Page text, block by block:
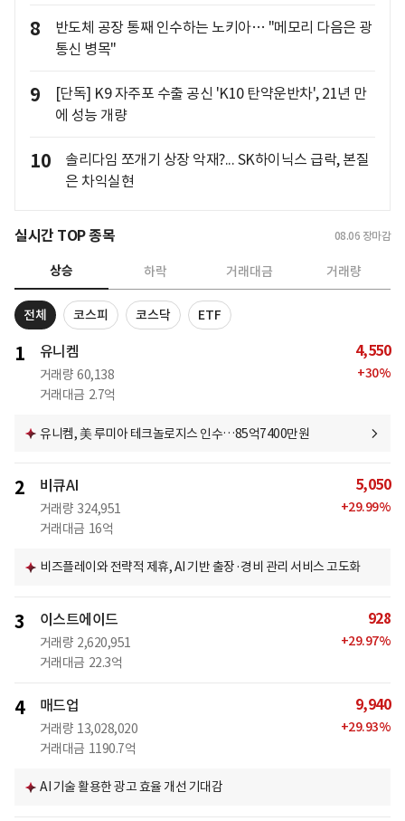
8
반도체 공장 통째 인수하는 노키아… "메모리 다음은 광
통신 병목"
9
[단독] K9 자주포 수출 공신 'K10 탄약운반차', 21년 만
에 성능 개량
10
솔리다임 쪼개기 상장 악재?... SK하이닉스 급락, 본질
은 차익실현
실시간 TOP 종목 08.06 장마감
상승 하락 거래대금 거래량
전체 코스피 코스닥 ETF
1 유니켐
거래량 60,138
거래대금 2.7억
4,550
+30%
유니켐, 美 루미아 테크놀로지스 인수…85억7400만원
2 비큐AI
거래량 324,951
거래대금 16억
5,050
+29.99%
비즈플레이와 전략적 제휴, AI 기반 출장·경비 관리 서비스 고도화
3 이스트에이드
거래량 2,620,951
거래대금 22.3억
928
+29.97%
4 매드업
거래량 13,028,020
거래대금 1190.7억
9,940
+29.93%
AI 기술 활용한 광고 효율 개선 기대감